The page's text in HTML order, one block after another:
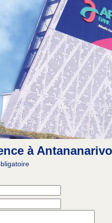
à Antananarivo